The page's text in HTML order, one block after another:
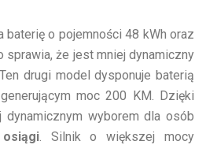
baterię o pojemności 48 kWh oraz
sprawia, że jest mniej dynamiczny
. Ten drugi model dysponuje baterią
moc 200 KM. Dzięki
dynamicznym wyborem dla osób
. Silnik o większej mocy